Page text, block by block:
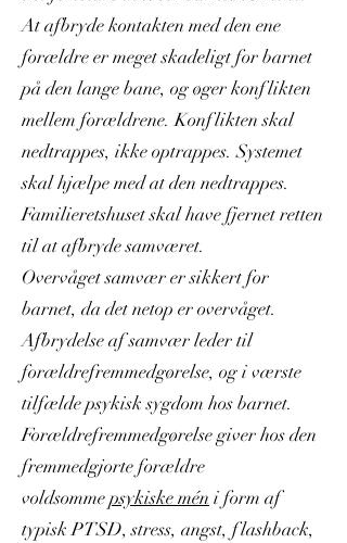
At afbryde kontakten med den ene
forældre er meget skadeligt for barnet
på den lange bane, og øger konflikten
mellem forældrene. Konflikten skal
nedtrappes, ikke optrappes. Systemet
skal hjælpe med at den nedtrappes.
Familieretshuset skal have fjernet retten
til at afbryde samværet.
Overvåget samvær er sikkert for
barnet, da det netop er overvåget.
Afbrydelse af samvær leder til
forældrefremmedgørelse, og i værste
tilfælde psykisk sygdom hos barnet.
Forældrefremmedgørelse giver hos den
fremmedgjorte forældre
voldsommepsykiske mén i form af
typisk PTSD, stress, angst, flashback,